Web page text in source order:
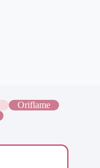
Oriflame